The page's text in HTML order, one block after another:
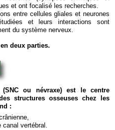
et ont focalisé les recherches.
entre cellules gliales et neurones
et leurs interactions sont
du système nerveux.
deux parties.
ou névraxe) est le centre
structures osseuses chez les
:
canal vertébral.